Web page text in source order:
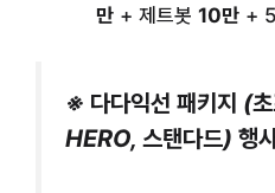
만 + 제트봇 10만 +
※ 다다익선 패키지 (
HERO, 스탠다드) 행